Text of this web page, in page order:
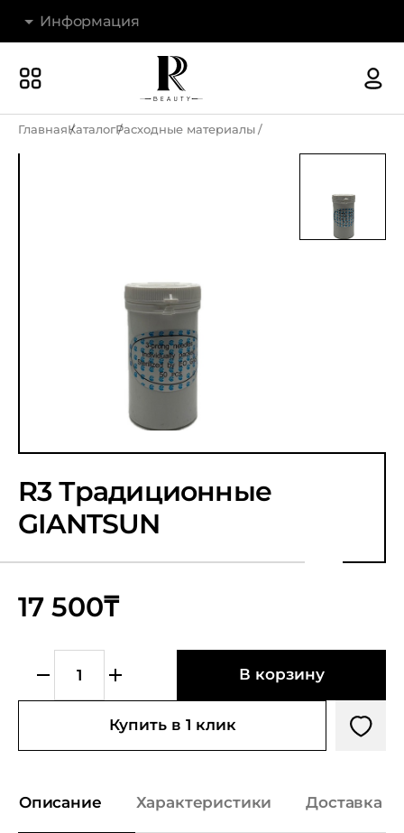
Информация
Наши магазины
Гарантия и возврат
ГлавнаяКаталогРасходные материалы
R3 Традиционные
GIANTSUN
17 500₸
В корзину
Купить в 1 клик
Описание Характеристики Доставка и